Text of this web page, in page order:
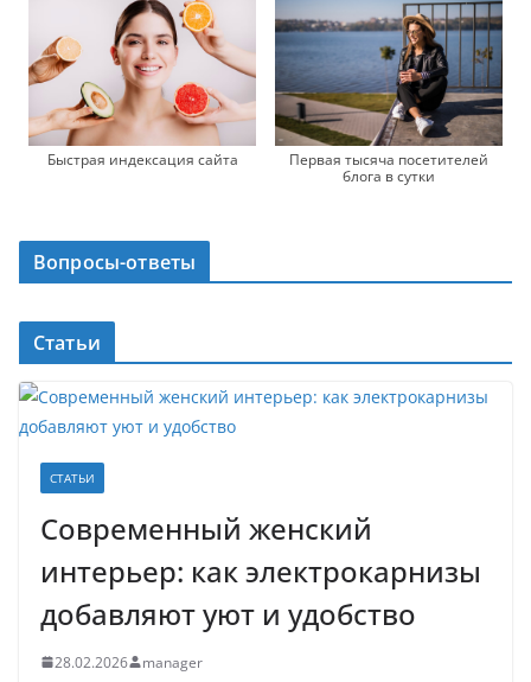
Быстрая индексация сайта
Первая тысяча посетителей
блога в сутки
Вопросы-ответы
Статьи
СТАТЬИ
Современный женский
интерьер: как электрокарнизы
добавляют уют и удобство
28.02.2026 manager